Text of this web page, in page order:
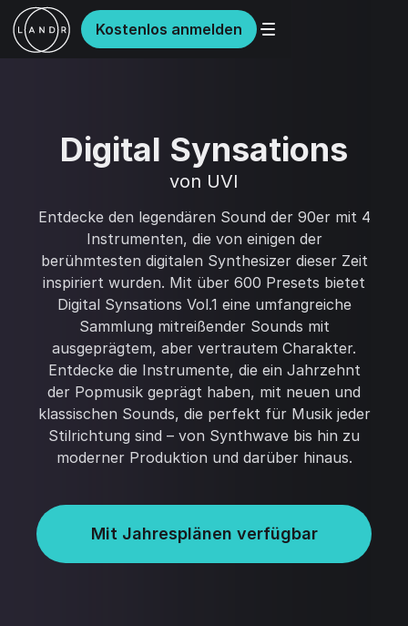
Kostenlos anmelden
Digital Synsations
von UVI
Entdecke den legendären Sound der 90er mit 4
Instrumenten, die von einigen der
berühmtesten digitalen Synthesizer dieser Zeit
inspiriert wurden. Mit über 600 Presets bietet
Digital Synsations Vol.1 eine umfangreiche
Sammlung mitreißender Sounds mit
ausgeprägtem, aber vertrautem Charakter.
Entdecke die Instrumente, die ein Jahrzehnt
der Popmusik geprägt haben, mit neuen und
klassischen Sounds, die perfekt für Musik jeder
Stilrichtung sind – von Synthwave bis hin zu
moderner Produktion und darüber hinaus.
Mit Jahresplänen verfügbar